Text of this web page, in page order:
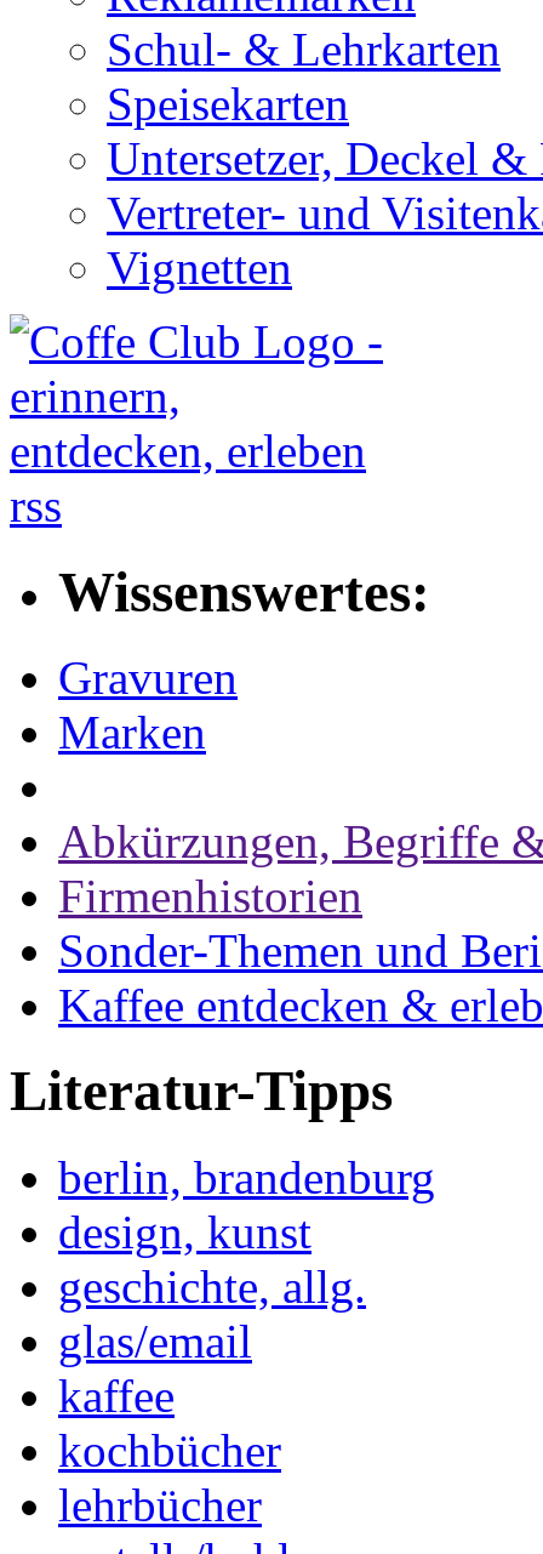
Schul- & Lehrkarten
Speisekarten
Untersetzer, Deckel &
Vertreter- und
Vignetten
rss
Wissenswertes:
Gravuren
Marken
Abkürzungen, Begriffe
Firmenhistorien
Sonder-Themen und
Kaffee entdecken &
Literatur-Tipps
berlin, brandenburg
design, kunst
geschichte, allg.
glas/email
kaffee
kochbücher
lehrbücher